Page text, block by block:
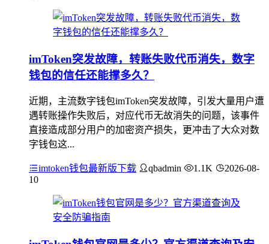
imToken突发故障，转账失败代币消失，数字
钱包的信任还能撑多久？
近期，主流数字钱包imToken突发故障，引发大量用户遭
遇转账操作失败后，对应代币无故消失的问题，该事件
直接造成部分用户的加密资产损失，更冲击了大众对数
字钱包这...
imtoken钱包最新版下载 qbadmin 1.1K
2026-08-
10